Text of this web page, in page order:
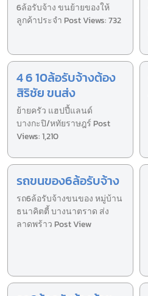
6ล้อรับจ้าง ขนย้ายของให้
ลูกค้าประจำ Post Views: 732
4 6 10ล้อรับจ้างต้อง
สิริชัย ขนส่ง
ย้ายครัว แฮปปี้แลนด์
บางกะปิ/หทัยราษฎร์ Post
Views: 1,210
รถขนของ6ล้อรับจ้าง
รถ6ล้อรับจ้างขนของ หมู่บ้าน
ธนาคิตตี้ บางนาตราด ส่ง
ลาดพร้าว Post View